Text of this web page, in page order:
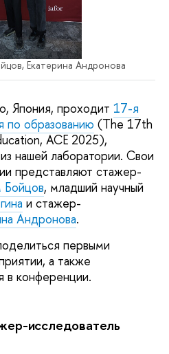
Екатерина Андронова
Япония, проходит 17-я
по образованию (The 17th
ACE 2025),
нашей лаборатории. Свои
представляют стажер-
, младший научный
и стажер-
Андронова.
первыми
а также
в конференции.
исследователь